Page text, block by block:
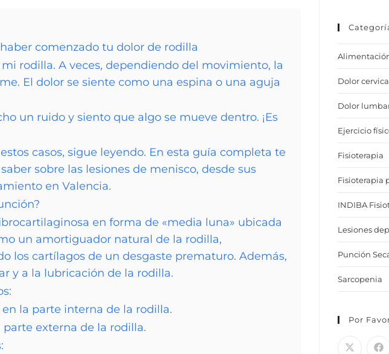
comenzado tu dolor de rodilla
rodilla. A veces, dependiendo del movimiento, la
El dolor se siente como una espina o una aguja
un ruido y siento que algo se mueve dentro. ¡Es
casos, sigue leyendo. En esta guía completa te
sobre las lesiones de menisco, desde sus
en Valencia.
en forma de «media luna» ubicada
un amortiguador natural de la rodilla,
los cartílagos de un desgaste prematuro. Además,
y a la lubricación de la rodilla.
la parte interna de la rodilla.
parte externa de la rodilla.
Dolor
Dolor
Ejercicio
Fisioterapia
Fisioterapia
INDIBA
Lesiones
Punción
Sarcopenia
Por